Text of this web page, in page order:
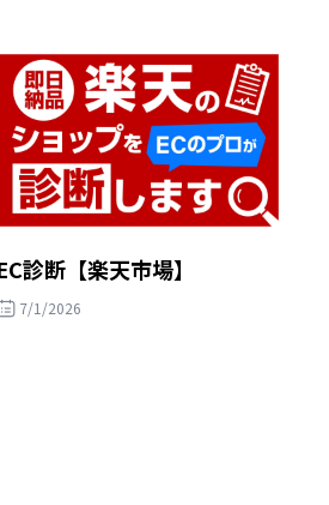
診断【楽天市場】
7/1/2026